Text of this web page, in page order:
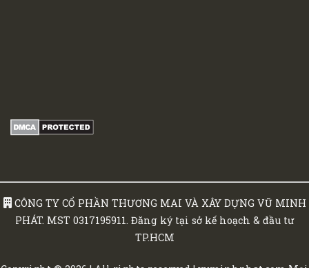
CÔNG TY CỔ PHẦN THƯƠNG MAI VÀ XÂY DỰNG VŨ MINH
PHÁT. MST 0317195911. Đăng ký tại sở kế hoạch & đầu tư
TP.HCM